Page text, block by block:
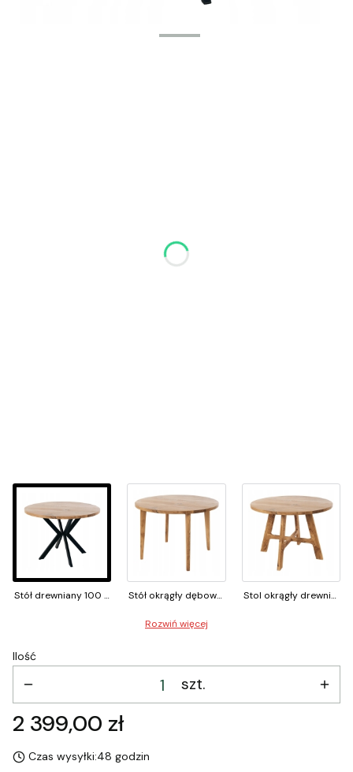
Efekt surowego
drewna
Stół drewniany 100 cm okrągły loft do kuchni czarny Stół okrągły dębowy 100 cm lite drewno matowy rozkładany Stol okrągły drewniany 100 cm dąb mat do kuchni
Rozwiń więcej
Ilość
szt.
Cena
2 399,00 zł
Czas wysyłki:48 godzin